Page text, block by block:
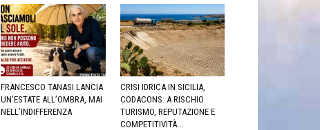
FRANCESCO TANASI LANCIA
UN’ESTATE ALL’OMBRA, MAI
NELL’INDIFFERENZA
CRISI IDRICA IN SICILIA,
CODACONS: A RISCHIO
TURISMO, REPUTAZIONE E
COMPETITIVITÀ...